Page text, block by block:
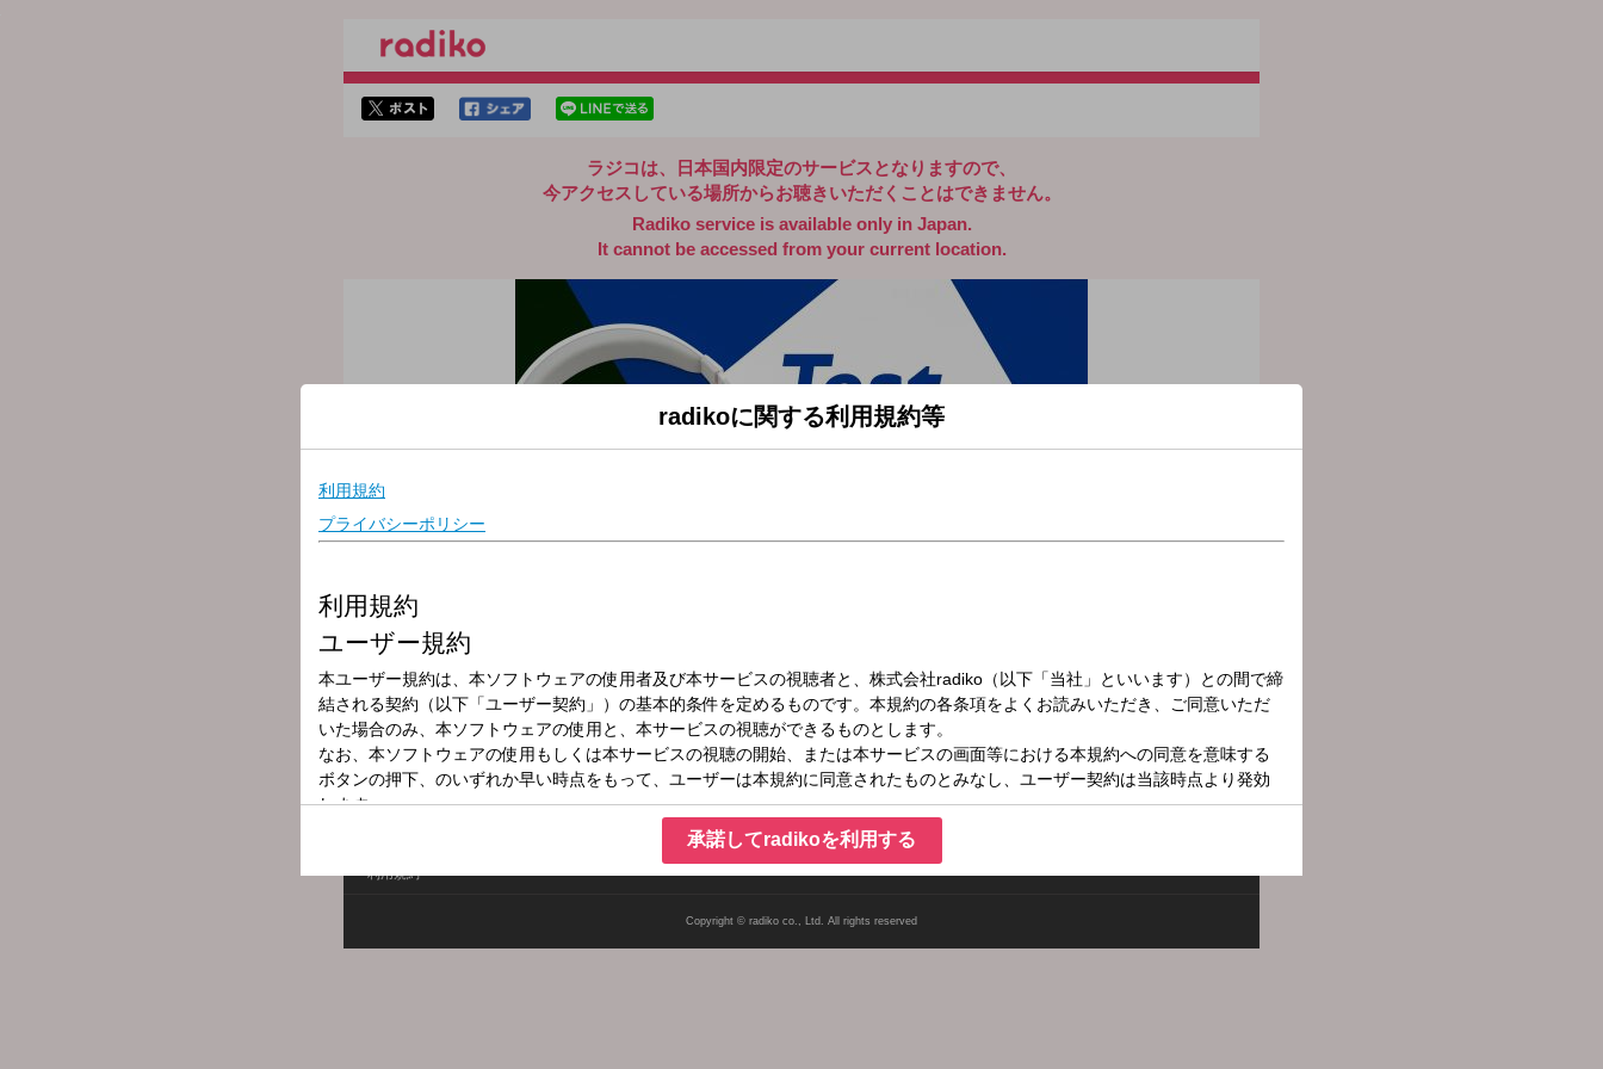
ラジコは、日本国内限定のサービスとなりますので、
今アクセスしている場所からお聴きいただくことはできません。
Radiko service is available only in Japan.
It cannot be accessed from your current location.
放送局
放送時間
2026年7月9日（木）05:00～05:55
番組名
テスト音楽
利用規約
Copyright © radiko co., Ltd. All rights reserved
radikoに関する利用規約等
承諾してradikoを利用する